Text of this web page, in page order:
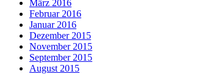
März 2016
Februar 2016
Januar 2016
Dezember 2015
November 2015
September 2015
August 2015